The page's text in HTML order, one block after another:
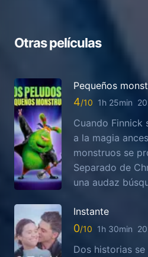
Otras películas
Pequeños
4 1h 25min
Cuando Finnick
a la magia
monstruos se
Separado de
una audaz
Instante
0 1h 30min
Dos historias